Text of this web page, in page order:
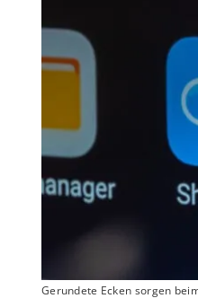
Gerundete Ecken sorgen